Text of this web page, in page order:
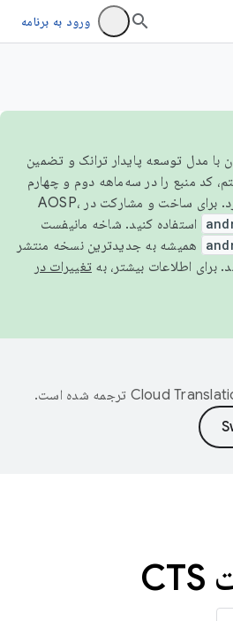
ورود به برنامه
شدن با مدل توسعه پایدار ترانک و تضمین
کد منبع را در سه‌ماهه دوم و چهارم
استفاده کنید. شاخه مانیفست
همیشه به جدیدترین نسخه منتشر
تغییرات در
ترجمه شده است.
راهنمای تست CTS